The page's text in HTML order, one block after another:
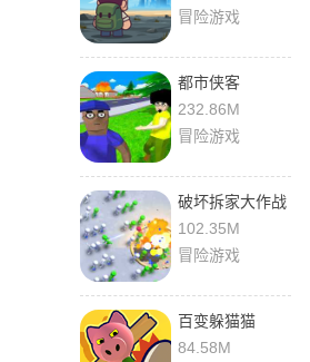
冒险游戏
都市侠客
232.86M
冒险游戏
破坏拆家大作战
102.35M
冒险游戏
百变躲猫猫
84.58M